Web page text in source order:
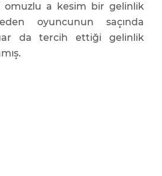
omuzlu a kesim bir gelinlik
oyuncunun saçında
da tercih ettiği gelinlik